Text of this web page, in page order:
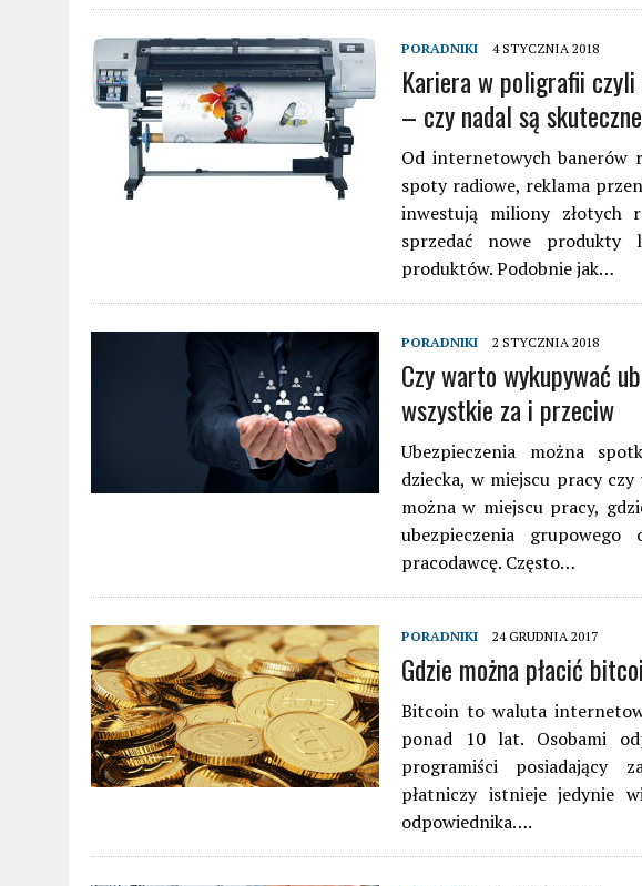
PORADNIKI 4 STYCZNIA 2018
Kariera w poligrafii
– czy nadal są
Od internetowych banerów
spoty radiowe, reklama
inwestują miliony złotych
sprzedać nowe produkty
produktów. Podobnie jak…
PORADNIKI 2 STYCZNIA 2018
Czy warto wykupywać
wszystkie za i przeciw
Ubezpieczenia można
dziecka, w miejscu pracy
można w miejscu pracy,
ubezpieczenia grupowego
pracodawcę. Często…
PORADNIKI 24 GRUDNIA 2017
Gdzie można płacić
Bitcoin to waluta
ponad 10 lat. Osobami
programiści posiadający
płatniczy istnieje jedynie
odpowiednika….